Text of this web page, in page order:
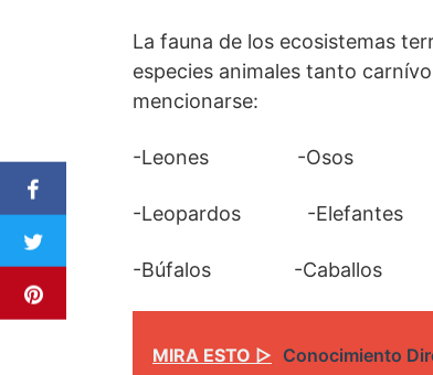
La fauna de los ecosistemas
especies animales tanto
mencionarse:
-Leones -Osos -
-Leopardos -
-Búfalos -
MIRA ESTO ▷ Conocimiento